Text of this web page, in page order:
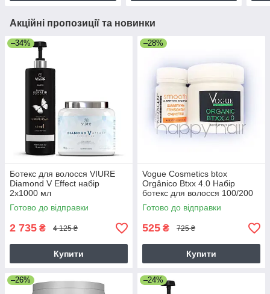
Акційні пропозиції та новинки
–34%
Ботекс для волосся VIURE
Diamond V Effect набір
2х1000 мл
Готово до відправки
2 735 ₴ 4 125 ₴
Купити
–28%
Vogue Cosmetics btox
Orgânico Btxx 4.0 Набір
ботекс для волосся 100/200
мл
Готово до відправки
525 ₴ 725 ₴
Купити
–26% –24%